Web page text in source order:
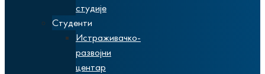
студије
Студенти
Истраживачко-
развојни
центар